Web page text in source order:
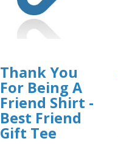
Thank You
For Being A
Friend Shirt -
Best Friend
Gift Tee